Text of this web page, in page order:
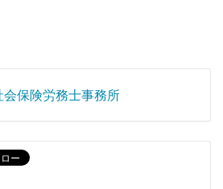
会保険労務士事務所